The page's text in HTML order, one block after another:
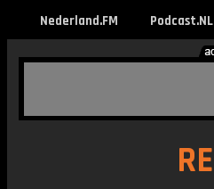
Nederland.FM Podcast.NL